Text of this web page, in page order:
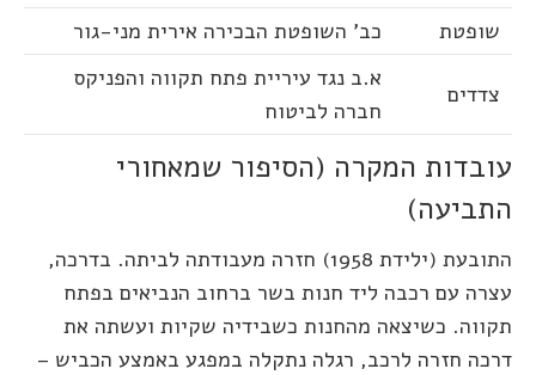
שופטת
כב' השופטת הבכירה אירית מני-גור
צדדים
א.ב נגד עיריית פתח תקווה והפניקס
חברה לביטוח
עובדות המקרה (הסיפור שמאחורי
התביעה)
התובעת (ילידת 1958) חזרה מעבודתה לביתה. בדרכה,
עצרה עם רכבה ליד חנות בשר ברחוב הנביאים בפתח
תקווה. כשיצאה מהחנות כשבידיה שקיות ועשתה את
דרכה חזרה לרכב, רגלה נתקלה במפגע באמצע הכביש –